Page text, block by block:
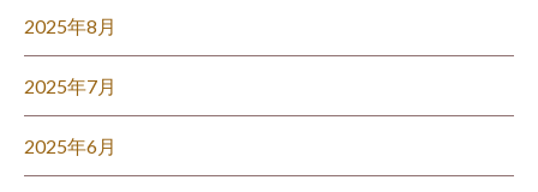
2025年8月
2025年7月
2025年6月